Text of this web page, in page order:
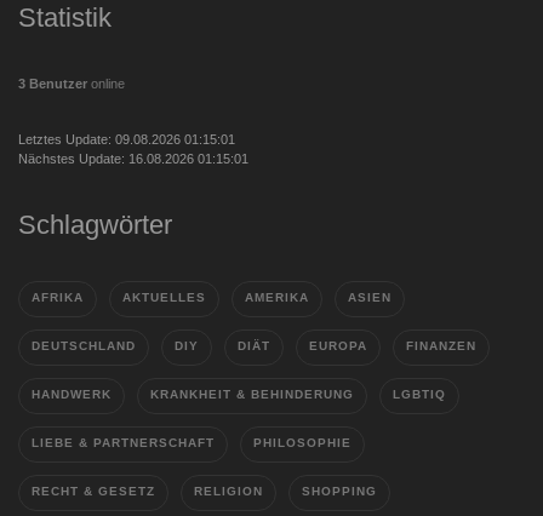
Statistik
3 Benutzer online
Letztes Update: 09.08.2026 01:15:01
Nächstes Update: 16.08.2026 01:15:01
Schlagwörter
AFRIKA AKTUELLES AMERIKA ASIEN
DEUTSCHLAND DIY DIÄT EUROPA FINANZEN
HANDWERK KRANKHEIT & BEHINDERUNG LGBTIQ
LIEBE & PARTNERSCHAFT PHILOSOPHIE
RECHT & GESETZ RELIGION SHOPPING